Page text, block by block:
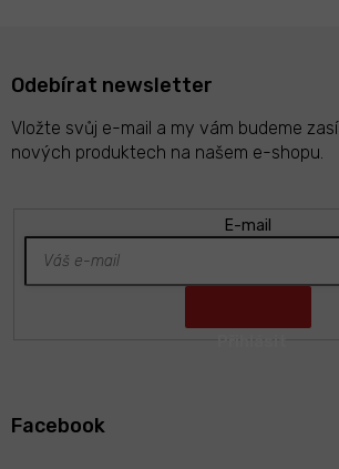
Odebírat newsletter
Vložte svůj e-mail a my vám budeme
nových produktech na našem e-shopu.
E-mail
Facebook